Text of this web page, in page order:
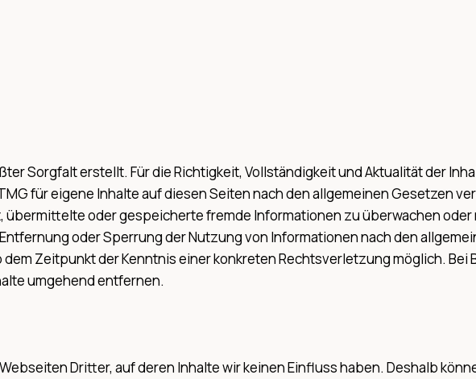
Sorgfalt erstellt. Für die Richtigkeit, Vollständigkeit und Aktualität der
für eigene Inhalte auf diesen Seiten nach den allgemeinen Gesetzen
oder gespeicherte fremde Informationen zu überwachen
oder Sperrung der Nutzung von Informationen nach den
Zeitpunkt der Kenntnis einer konkreten Rechtsverletzung möglich.
umgehend entfernen.
Dritter, auf deren Inhalte wir keinen Einfluss haben. Deshalb